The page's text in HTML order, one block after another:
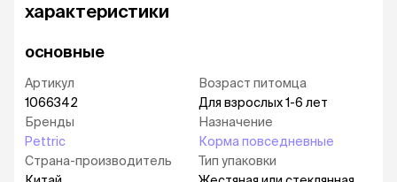
характеристики
основные
Артикул
1066342
Бренды
Pettric
Страна-производитель
Возраст питомца
Для взрослых 1-6 лет
Назначение
Корма повседневные
Тип упаковки